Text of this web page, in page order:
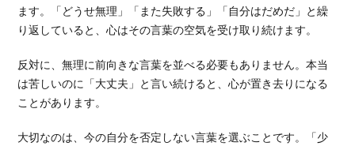
ます。「どうせ無理」「また失敗する」「自分はだめだ」と繰
り返していると、心はその言葉の空気を受け取り続けます。
反対に、無理に前向きな言葉を並べる必要もありません。本当
は苦しいのに「大丈夫」と言い続けると、心が置き去りになる
ことがあります。
大切なのは、今の自分を否定しない言葉を選ぶことです。「少